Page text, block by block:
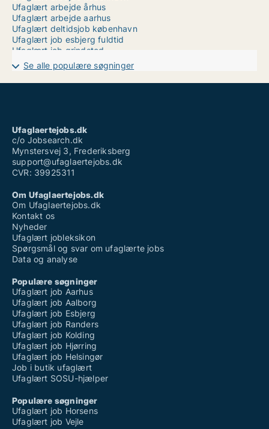
Ufaglært arbejde århus
Ufaglært arbejde aarhus
Ufaglært deltidsjob københavn
Ufaglært job esbjerg fuldtid
Ufaglært job grindsted
Ufaglært job odense
Ufaglært job svendborg
Ufaglært job sønderjylland
Ufaglært sosu hjælper løn
Ufaglært tømrer løn
Se alle populære søgninger
Ufaglaertejobs.dk
c/o Jobsearch.dk
Mynstersvej 3, Frederiksberg
support@ufaglaertejobs.dk
CVR: 39925311
Om Ufaglaertejobs.dk
Om Ufaglaertejobs.dk
Kontakt os
Nyheder
Ufaglært jobleksikon
Spørgsmål og svar om ufaglærte jobs
Data og analyse
Populære søgninger
Ufaglært job Aarhus
Ufaglært job Aalborg
Ufaglært job Esbjerg
Ufaglært job Randers
Ufaglært job Kolding
Ufaglært job Hjørring
Ufaglært job Helsingør
Job i butik ufaglært
Ufaglært SOSU-hjælper
Populære søgninger
Ufaglært job Horsens
Ufaglært job Vejle